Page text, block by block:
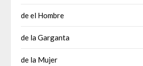
de el Hombre
de la Garganta
de la Mujer